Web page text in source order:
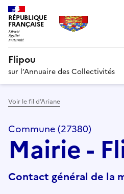
RÉPUBLIQUE
FRANÇAISE
Flipou
sur l’Annuaire des Collectivités
Voir le fil d’Ariane
Commune (27380)
Mairie -
Contact général de la